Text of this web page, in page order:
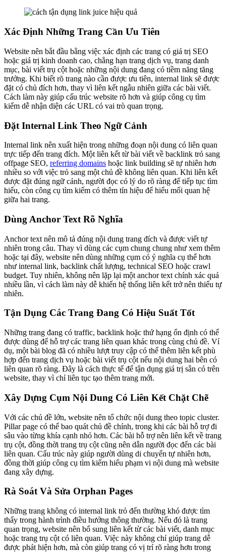
Xác Định Những Trang Cần Ưu Tiên
Website nên bắt đầu bằng việc xác định các trang có giá trị SEO
hoặc giá trị kinh doanh cao, chẳng hạn trang dịch vụ, trang danh
mục, bài viết trụ cột hoặc những nội dung đang có tiềm năng tăng
trưởng. Khi biết rõ trang nào cần được ưu tiên, internal link sẽ được
đặt có chủ đích hơn, thay vì liên kết ngẫu nhiên giữa các bài viết.
Cách làm này giúp cấu trúc website rõ hơn và giúp công cụ tìm
kiếm dễ nhận diện các URL có vai trò quan trọng.
Đặt Internal Link Theo Ngữ Cảnh
Internal link nên xuất hiện trong những đoạn nội dung có liên quan
trực tiếp đến trang đích. Một liên kết từ bài viết về backlink trỏ sang
offpage SEO, referring domains hoặc link building sẽ tự nhiên hơn
nhiều so với việc trỏ sang một chủ đề không liên quan. Khi liên kết
được đặt đúng ngữ cảnh, người đọc có lý do rõ ràng để tiếp tục tìm
hiểu, còn công cụ tìm kiếm có thêm tín hiệu để hiểu mối quan hệ
giữa hai trang.
Dùng Anchor Text Rõ Nghĩa
Anchor text nên mô tả đúng nội dung trang đích và được viết tự
nhiên trong câu. Thay vì dùng các cụm chung chung như xem thêm
hoặc tại đây, website nên dùng những cụm có ý nghĩa cụ thể hơn
như internal link, backlink chất lượng, technical SEO hoặc crawl
budget. Tuy nhiên, không nên lặp lại một anchor text chính xác quá
nhiều lần, vì cách làm này dễ khiến hệ thống liên kết trở nên thiếu tự
nhiên.
Tận Dụng Các Trang Đang Có Hiệu Suất Tốt
Những trang đang có traffic, backlink hoặc thứ hạng ổn định có thể
được dùng để hỗ trợ các trang liên quan khác trong cùng chủ đề. Ví
dụ, một bài blog đã có nhiều lượt truy cập có thể thêm liên kết phù
hợp đến trang dịch vụ hoặc bài viết trụ cột nếu nội dung hai bên có
liên quan rõ ràng. Đây là cách thực tế để tận dụng giá trị sẵn có trên
website, thay vì chỉ liên tục tạo thêm trang mới.
Xây Dựng Cụm Nội Dung Có Liên Kết Chặt Chẽ
Với các chủ đề lớn, website nên tổ chức nội dung theo topic cluster.
Pillar page có thể bao quát chủ đề chính, trong khi các bài hỗ trợ đi
sâu vào từng khía cạnh nhỏ hơn. Các bài hỗ trợ nên liên kết về trang
trụ cột, đồng thời trang trụ cột cũng nên dẫn người đọc đến các bài
liên quan. Cấu trúc này giúp người dùng di chuyển tự nhiên hơn,
đồng thời giúp công cụ tìm kiếm hiểu phạm vi nội dung mà website
đang xây dựng.
Rà Soát Và Sửa Orphan Pages
Những trang không có internal link trỏ đến thường khó được tìm
thấy trong hành trình điều hướng thông thường. Nếu đó là trang
quan trọng, website nên bổ sung liên kết từ các bài viết, danh mục
hoặc trang trụ cột có liên quan. Việc này không chỉ giúp trang dễ
được phát hiện hơn, mà còn giúp trang có vị trí rõ ràng hơn trong